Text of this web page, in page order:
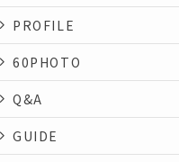
PROFILE
60PHOTO
Q&A
GUIDE